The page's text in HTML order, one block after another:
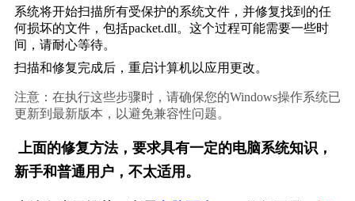
系统将开始扫描所有受保护的系统文件，并修复找到的任
何损坏的文件，包括packet.dll。这个过程可能需要一些时
间，请耐心等待。
扫描和修复完成后，重启计算机以应用更改。
注意：在执行这些步骤时，请确保您的Windows操作系统已
更新到最新版本，以避免兼容性问题。
上面的修复方法，要求具有一定的电脑系统知识，
新手和普通用户，不太适用。